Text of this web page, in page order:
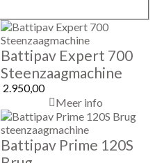
Battipav Expert 700
Steenzaagmachine
2.950,00
Meer info
Battipav Prime 120S